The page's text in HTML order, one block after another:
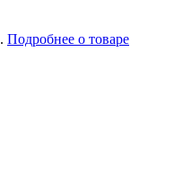
Подробнее о товаре